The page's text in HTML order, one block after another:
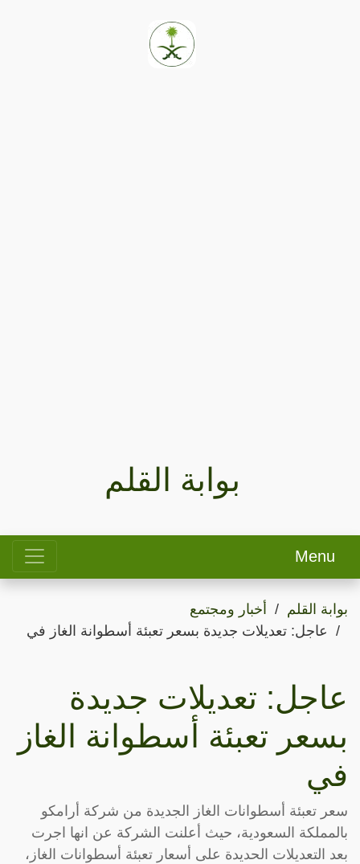
بوابة القلم
Menu
بوابة القلم
أخبار ومجتمع
عاجل: تعديلات جديدة بسعر تعبئة أسطوانة الغاز في
عاجل: تعديلات جديدة
بسعر تعبئة أسطوانة الغاز
في
سعر تعبئة أسطوانات الغاز الجديدة من شركة أرامكو
بالمملكة السعودية، حيث أعلنت الشركة عن انها اجرت
بعد التعديلات الحديدة على أسعار تعبئة أسطوانات الغاز،